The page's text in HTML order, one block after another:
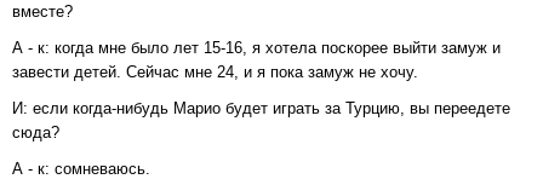
вместе?
А - к: когда мне было лет 15-16, я хотела поскорее выйти замуж и
завести детей. Сейчас мне 24, и я пока замуж не хочу.
И: если когда-нибудь Марио будет играть за Турцию, вы переедете
сюда?
А - к: сомневаюсь.